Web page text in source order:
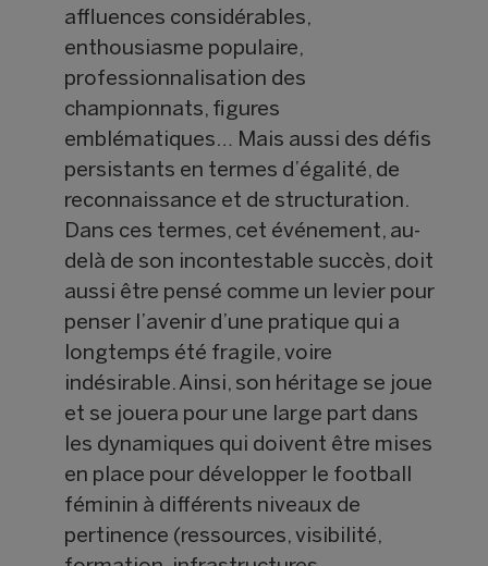
affluences considérables,
enthousiasme populaire,
professionnalisation des
championnats, figures
emblématiques… Mais aussi des défis
persistants en termes d’égalité, de
reconnaissance et de structuration.
Dans ces termes, cet événement, au-
delà de son incontestable succès, doit
aussi être pensé comme un levier pour
penser l’avenir d’une pratique qui a
longtemps été fragile, voire
indésirable. Ainsi, son héritage se joue
et se jouera pour une large part dans
les dynamiques qui doivent être mises
en place pour développer le football
féminin à différents niveaux de
pertinence (ressources, visibilité,